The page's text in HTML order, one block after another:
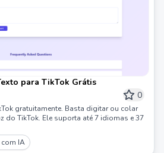
para TikTok Grátis
0
gratuitamente. Basta digitar ou colar
do TikTok. Ele suporta até 7 idiomas e 37
com IA